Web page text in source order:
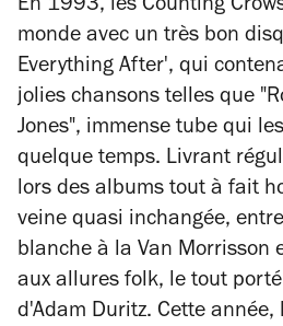
En 1993, les Counting
monde avec un très bon
Everything After', qui
jolies chansons telles que
Jones", immense tube qui
quelque temps. Livrant
lors des albums tout à fait
veine quasi inchangée,
blanche à la Van Morrisson
aux allures folk, le tout
d'Adam Duritz. Cette